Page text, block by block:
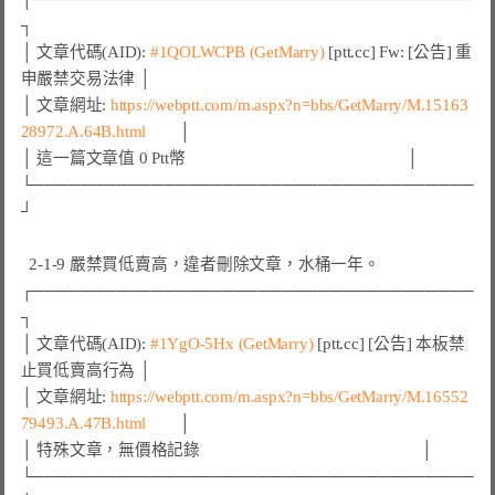
┐
│ 文章代碼(AID): #1QOLWCPB (GetMarry) [ptt.cc] Fw: [公告] 重
申嚴禁交易法律 │
│ 文章網址: https://webptt.com/m.aspx?n=bbs/GetMarry/M.15163
28972.A.64B.html
│ 這一篇文章值 0 Ptt幣                                                     │
└─────────────────────────────────────
┘
┌─────────────────────────────────────
┐
│ 文章代碼(AID): #1YgO-5Hx (GetMarry) [ptt.cc] [公告] 本板禁
止買低賣高行為 │
│ 文章網址: https://webptt.com/m.aspx?n=bbs/GetMarry/M.16552
79493.A.47B.html
│ 特殊文章，無價格記錄                                                     │
└─────────────────────────────────────